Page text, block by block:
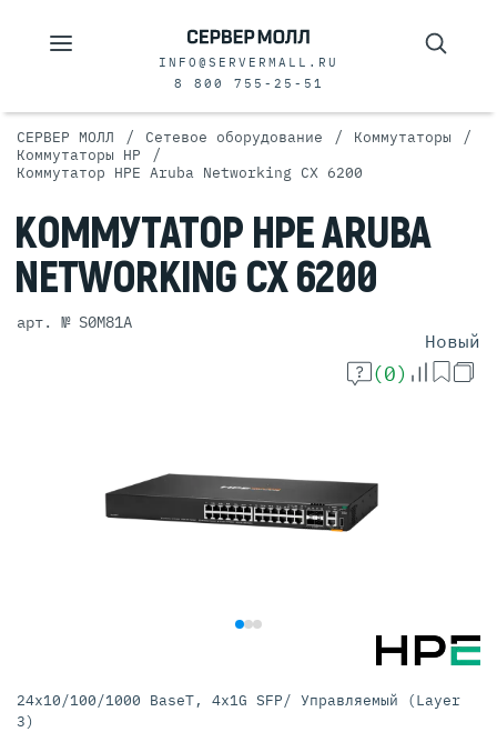
INFO@SERVERMALL.RU
8 800 755-25-51
СЕРВЕР МОЛЛ / Сетевое оборудование / Коммутаторы /
Коммутаторы HP /
Коммутатор HPE Aruba Networking CX 6200
КОММУТАТОР HPE ARUBA
NETWORKING CX6200
арт. № S0M81A
Новый
(0)
24x10/100/1000 BaseT, 4x1G SFP/ Управляемый (Layer
3)